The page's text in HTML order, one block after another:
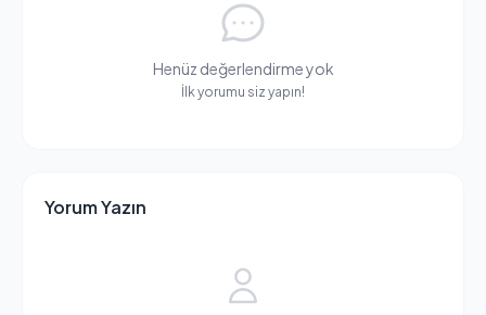
Henüz değerlendirme yok
İlk yorumu siz yapın!
Yorum Yazın